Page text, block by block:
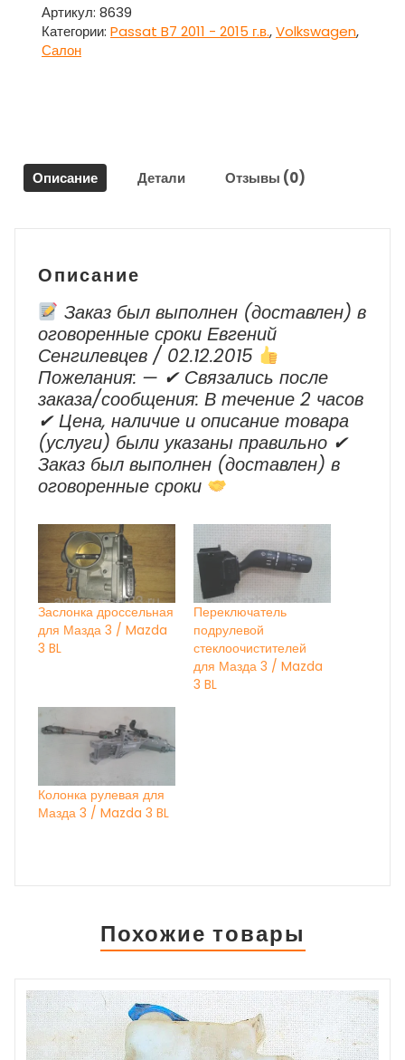
багажника
боковая
правая
/
Volkswagen
Артикул: 8639
Категории: Passat B7 2011 - 2015 г.в.,Volkswagen,
Салон
Описание Детали Отзывы (0)
Описание
Заказ был выполнен (доставлен) в
оговоренные сроки Евгений
Сенгилевцев / 02.12.2015
Пожелания: — ✔ Cвязались после
заказа/сообщения: В течение 2 часов
✔ Цена, наличие и описание товара
(услуги) были указаны правильно ✔
Заказ был выполнен (доставлен) в
оговоренные сроки
Заслонка дроссельная
для Мазда 3 / Mazda
3 BL
Переключатель
подрулевой
стеклоочистителей
для Мазда 3 / Mazda
3 BL
Колонка рулевая для
Мазда 3 / Mazda 3 BL
Похожие товары